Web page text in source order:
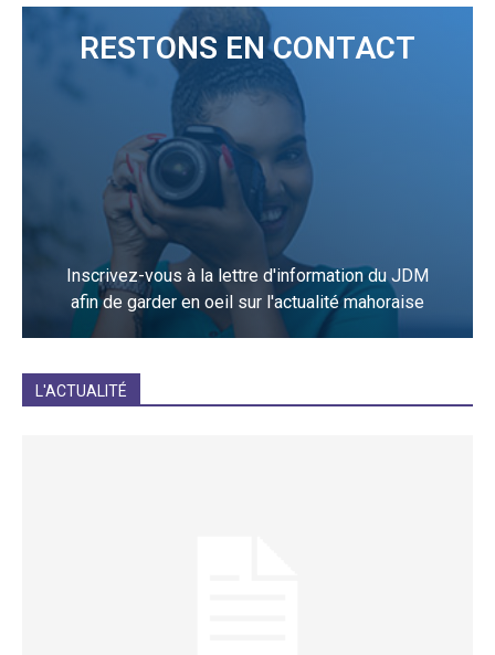
RESTONS EN CONTACT
Inscrivez-vous à la lettre d'information du JDM
afin de garder en oeil sur l'actualité mahoraise
L'ACTUALITÉ